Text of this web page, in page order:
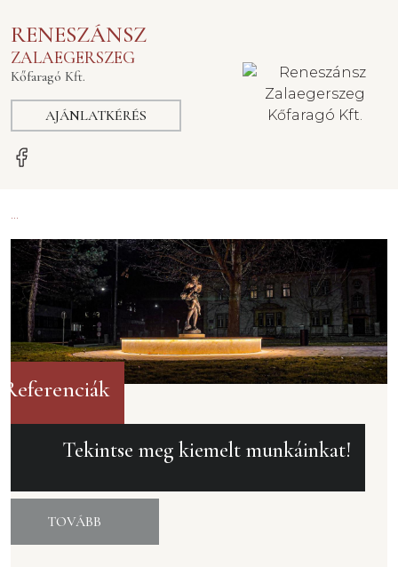
RENESZÁNSZ
ZALAEGERSZEG
Kőfaragó Kft.
AJÁNLATKÉRÉS
Referenciák
Tekintse meg kiemelt munkáinkat!
TOVÁBB